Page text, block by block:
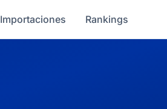
Importaciones Rankings